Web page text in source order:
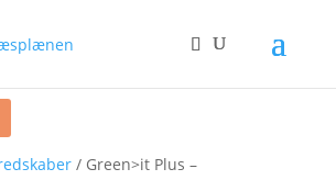
/ Green>it Plus –